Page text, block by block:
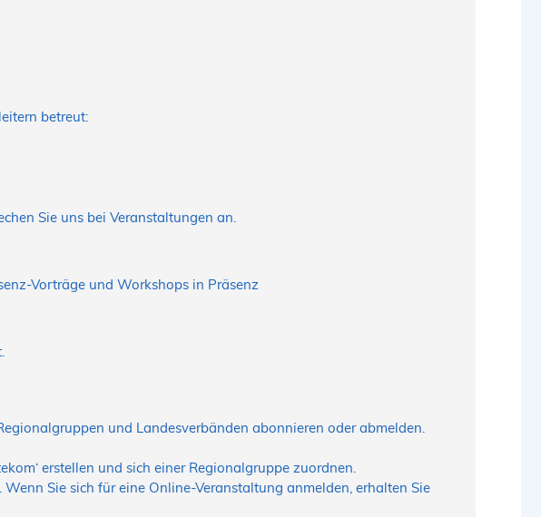
betreut:
Sie uns bei Veranstaltungen an.
Vorträge und Workshops in Präsenz
und Landesverbänden abonnieren oder abmelden.
erstellen und sich einer Regionalgruppe zuordnen.
Sie sich für eine Online-Veranstaltung anmelden, erhalten Sie